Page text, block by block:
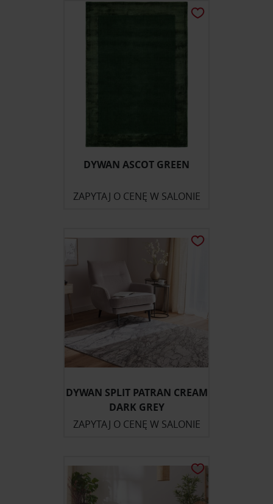
DYWAN ASCOT GREEN
ZAPYTAJ O CENĘ W SALONIE
DYWAN SPLIT PATRAN CREAM
DARK GREY
ZAPYTAJ O CENĘ W SALONIE